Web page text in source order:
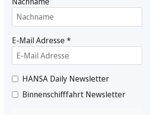
E-Mail Adresse*
HANSA Daily Newsletter
Binnenschifffahrt Newsletter